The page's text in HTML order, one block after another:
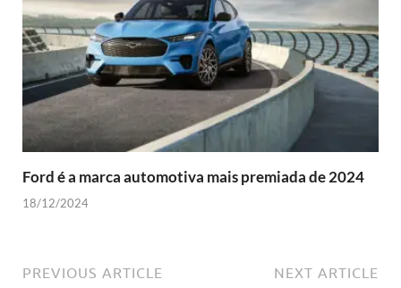
Ford é a marca automotiva mais premiada de 2024
18/12/2024
PREVIOUS ARTICLE NEXT ARTICLE